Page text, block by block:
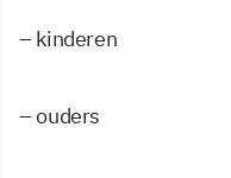
– kinderen
– ouders